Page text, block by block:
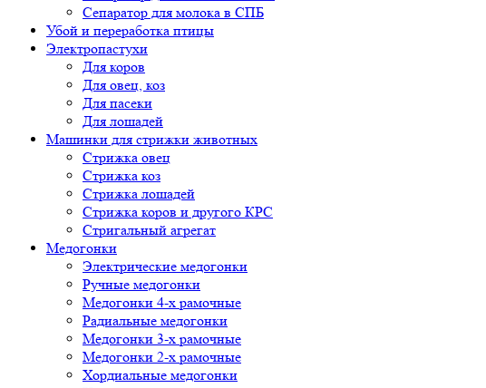
Сепаратор для молока в СПБ
Убой и переработка птицы
Электропастухи
Для коров
Для овец, коз
Для пасеки
Для лошадей
Машинки для стрижки животных
Стрижка овец
Стрижка коз
Стрижка лошадей
Стрижка коров и другого КРС
Стригальный агрегат
Медогонки
Электрические медогонки
Ручные медогонки
Медогонки 4-х рамочные
Радиальные медогонки
Медогонки 3-х рамочные
Медогонки 2-х рамочные
Хордиальные медогонки